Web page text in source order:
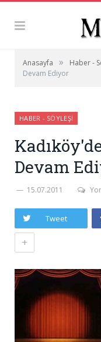
Anasayfa » Haber -
Devam Ediyor
HABER - SÖYLEŞI
Devam
15.07.2011
Tweet
+